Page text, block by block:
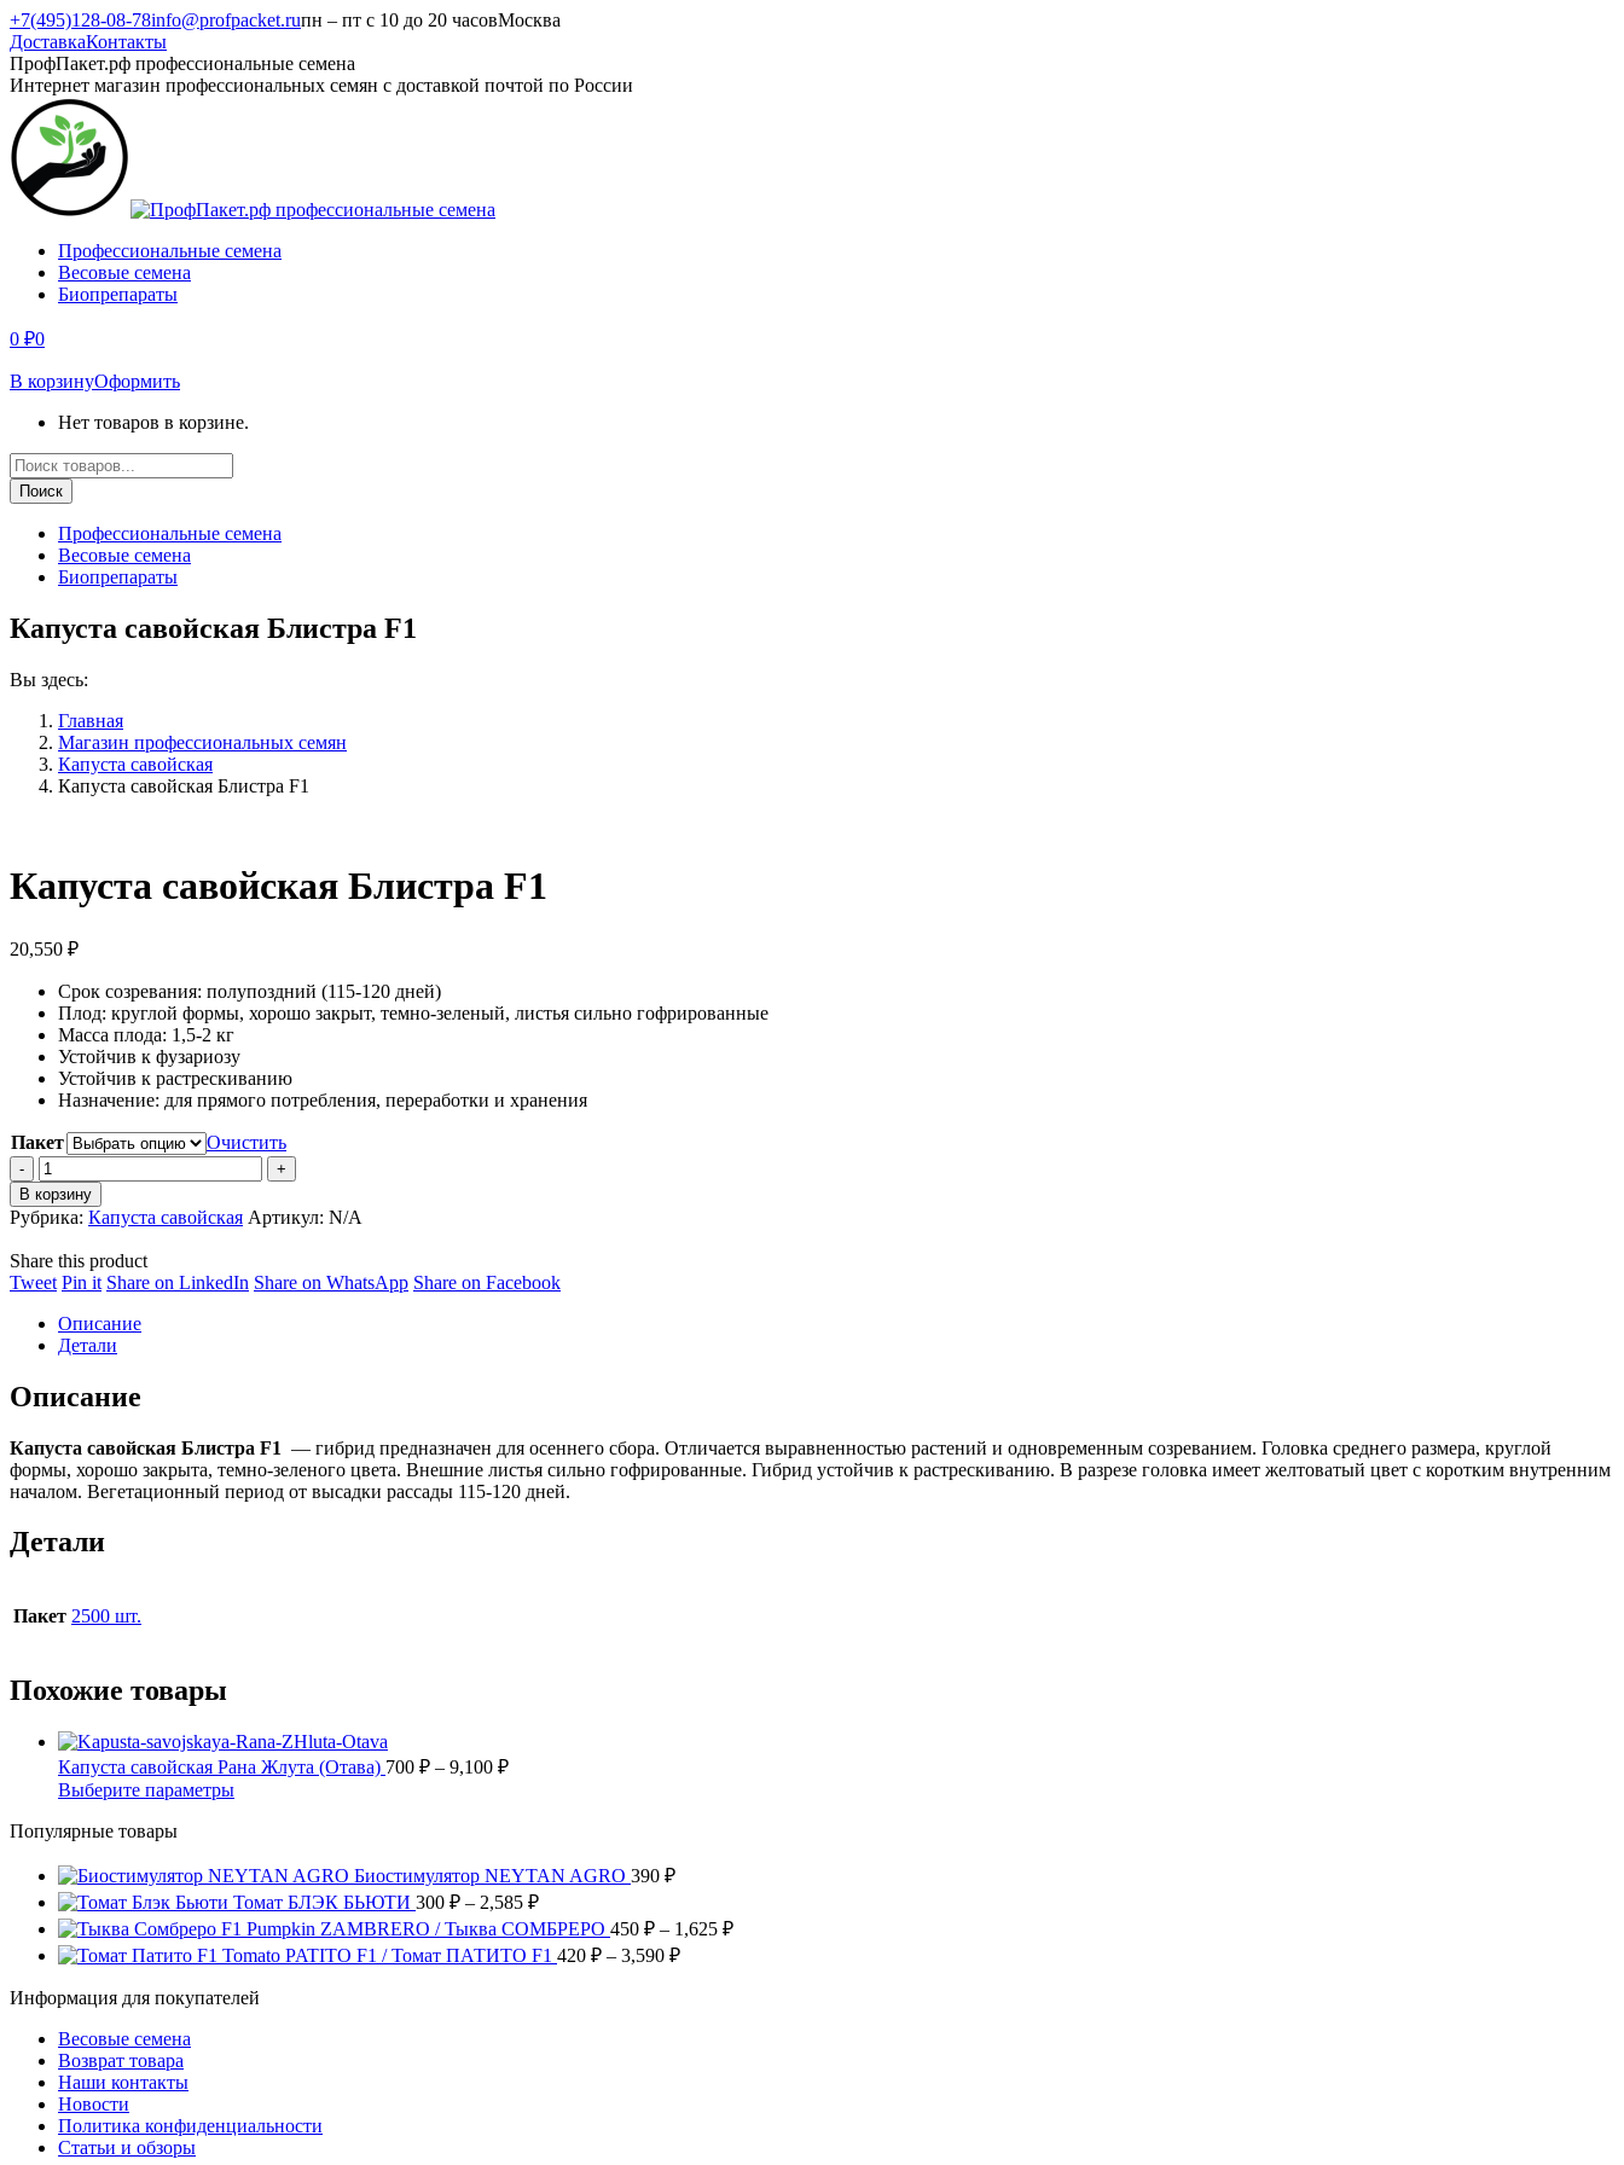
Перейти
к
содержанию
+7(495)128-08-78info@profpacket.ruпн – пт с 10 до 20 часовМосква
ДоставкаКонтакты
Facebook
page
opens
in
new
window
Одноклассники
page
opens
in
new
window
Instagram
page
opens
in
new
window
Вконтакте
page
opens
in
new
window
Viber
page
opens
in
new
window
Whatsapp
page
opens
in
new
window
ПрофПакет.рф профессиональные семена
Интернет магазин профессиональных семян с доставкой почтой по России
Профессиональные семена
Весовые семена
Биопрепараты
0 ₽0
В корзинуОформить
Нет товаров в корзине.
Поиск
товаров
Поиск
Профессиональные семена
Весовые семена
Биопрепараты
Капуста савойская Блистра F1
Вы здесь:
Главная
Магазин профессиональных семян
Капуста савойская
Капуста савойская Блистра F1
Капуста савойская Блистра F1
20,550 ₽
Срок созревания: полупоздний (115-120 дней)
Плод: круглой формы, хорошо закрыт, темно-зеленый, листья сильно гофрированные
Масса плода: 1,5-2 кг
Устойчив к фузариозу
Устойчив к растрескиванию
Назначение: для прямого потребления, переработки и хранения
Пакет
Очистить
Капуста
савойская
Блистра
F1
quantity
В корзину
Рубрика: Капуста савойская Артикул: N/A
Share this product
TweetShare
Twitter
Pin itShare
Pinterest
Share on LinkedIn Share
Share on WhatsAppShare
Share on FacebookShare
Описание
Детали
Описание
Капуста савойская Блистра F1 — гибрид предназначен для осеннего сбора. Отличается выравненностью растений и одновременным созреванием. Головка среднего размера, круглой
формы, хорошо закрыта, темно-зеленого цвета. Внешние листья сильно гофрированные. Гибрид устойчив к растрескиванию. В разрезе головка имеет желтоватый цвет с коротким внутренним
началом. Вегетационный период от высадки рассады 115-120 дней.
Детали
Пакет 2500 шт.
Похожие товары
Капуста савойская Рана Жлута (Отава) 700 ₽ – 9,100 ₽Диапазон
Выберите параметрыЭтот
вариаций.
Опции
можно
выбрать
на
товара.
Популярные товары
Биостимулятор NEYTAN AGRO 390 ₽
Томат БЛЭК БЬЮТИ 300 ₽ – 2,585 ₽Диапазон
цен:
300 ₽
–
Pumpkin ZAMBRERO / Тыква СОМБРЕРО 450 ₽ – 1,625 ₽Диапазон
Tomato PATITO F1 / Томат ПАТИТО F1 420 ₽ – 3,590 ₽Диапазон
Информация для покупателей
Весовые семена
Возврат товара
Наши контакты
Новости
Политика конфиденциальности
Статьи и обзоры